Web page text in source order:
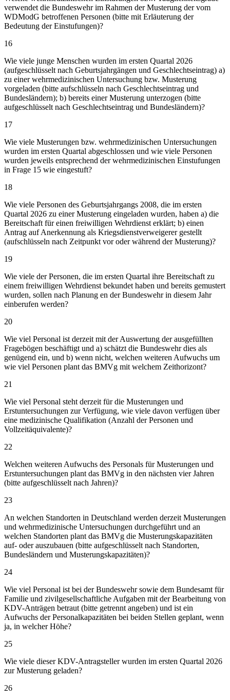
verwendet die Bundeswehr im Rahmen der Musterung der vom
WDModG betroffenen Personen (bitte mit Erläuterung der
Bedeutung der Einstufungen)?
16
Wie viele junge Menschen wurden im ersten Quartal 2026
(aufgeschlüsselt nach Geburtsjahrgängen und Geschlechtseintrag) a)
zu einer wehrmedizinischen Untersuchung bzw. Musterung
vorgeladen (bitte aufschlüsseln nach Geschlechtseintrag und
Bundesländern); b) bereits einer Musterung unterzogen (bitte
aufgeschlüsselt nach Geschlechtseintrag und Bundesländern)?
17
Wie viele Musterungen bzw. wehrmedizinischen Untersuchungen
wurden im ersten Quartal abgeschlossen und wie viele Personen
wurden jeweils entsprechend der wehrmedizinischen Einstufungen
in Frage 15 wie eingestuft?
18
Wie viele Personen des Geburtsjahrgangs 2008, die im ersten
Quartal 2026 zu einer Musterung eingeladen wurden, haben a) die
Bereitschaft für einen freiwilligen Wehrdienst erklärt; b) einen
Antrag auf Anerkennung als Kriegsdienstverweigerer gestellt
(aufschlüsseln nach Zeitpunkt vor oder während der Musterung)?
19
Wie viele der Personen, die im ersten Quartal ihre Bereitschaft zu
einem freiwilligen Wehrdienst bekundet haben und bereits gemustert
wurden, sollen nach Planung en der Bundeswehr in diesem Jahr
einberufen werden?
20
Wie viel Personal ist derzeit mit der Auswertung der ausgefüllten
Fragebögen beschäftigt und a) schätzt die Bundeswehr dies als
genügend ein, und b) wenn nicht, welchen weiteren Aufwuchs um
wie viel Personen plant das BMVg mit welchem Zeithorizont?
21
Wie viel Personal steht derzeit für die Musterungen und
Erstuntersuchungen zur Verfügung, wie viele davon verfügen über
eine medizinische Qualifikation (Anzahl der Personen und
Vollzeitäquivalente)?
22
Welchen weiteren Aufwuchs des Personals für Musterungen und
Erstuntersuchungen plant das BMVg in den nächsten vier Jahren
(bitte aufgeschlüsselt nach Jahren)?
23
An welchen Standorten in Deutschland werden derzeit Musterungen
und wehrmedizinische Untersuchungen durchgeführt und an
welchen Standorten plant das BMVg die Musterungskapazitäten
auf- oder auszubauen (bitte aufgeschlüsselt nach Standorten,
Bundesländern und Musterungskapazitäten)?
24
Wie viel Personal ist bei der Bundeswehr sowie dem Bundesamt für
Familie und zivilgesellschaftliche Aufgaben mit der Bearbeitung von
KDV-Anträgen betraut (bitte getrennt angeben) und ist ein
Aufwuchs der Personalkapazitäten bei beiden Stellen geplant, wenn
ja, in welcher Höhe?
25
Wie viele dieser KDV-Antragsteller wurden im ersten Quartal 2026
zur Musterung geladen?
26